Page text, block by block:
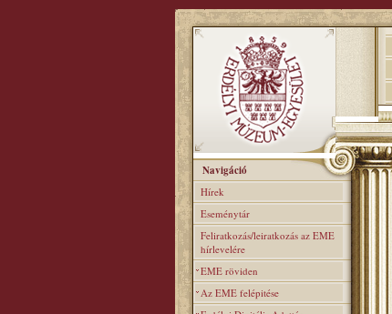
Navigáció
Hírek
Eseménytár
Feliratkozás/leiratkozás az EME
hírlevelére
EME röviden
Az EME felépitése